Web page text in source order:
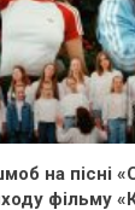
на пісні
фільму